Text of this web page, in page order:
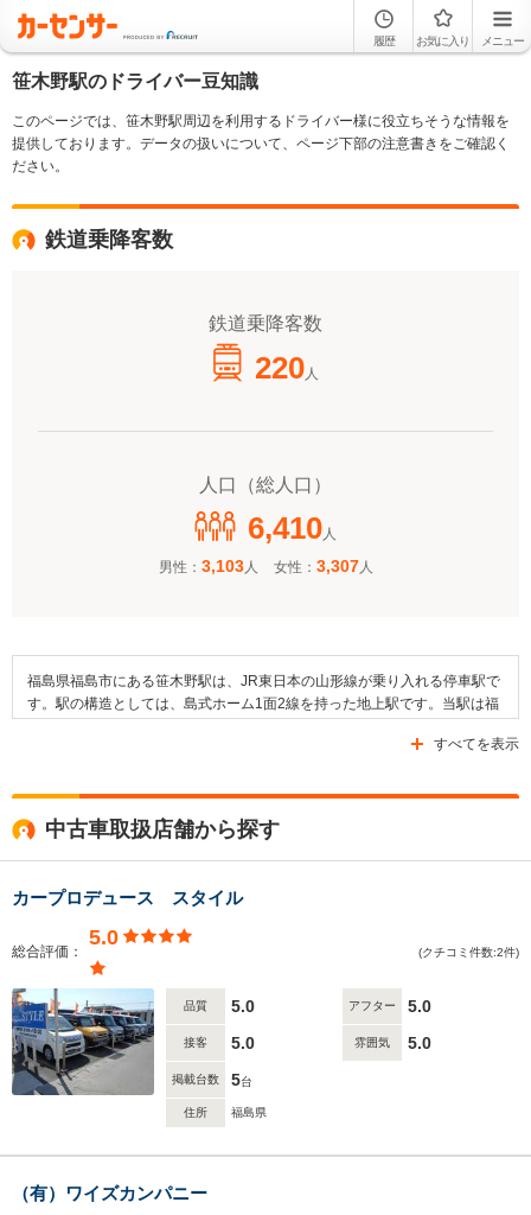
履歴 お気に入り メニュー
笹木野駅のドライバー豆知識
このページでは、笹木野駅周辺を利用するドライバー様に役立ちそうな情報を
提供しております。データの扱いについて、ページ下部の注意書きをご確認く
ださい。
鉄道乗降客数
鉄道乗降客数
220 人
人口（総人口）
6,410 人
男性： 3,103人 女性： 3,307人
福島県福島市にある笹木野駅は、JR東日本の山形線が乗り入れる停車駅で
す。駅の構造としては、島式ホーム1面2線を持った地上駅です。当駅は福
号線などが近隣地域を通っており、駅近くの「笹木野駅入口」停留所では
住宅地となっており、近くには八島田郵便局や福島市立野田小学校、福島
わかば幼稚園などの施設が存在します。さらに、熊野神社や愛宕山神社、
大原神社などがこの駅の周辺にある神社として挙げられます。
すべてを表示
中古車取扱店舗から探す
カープロデュース スタイル
総合評価：
5.0
(クチコミ件数:2件)
品質 5.0 アフター 5.0
接客 5.0 雰囲気 5.0
掲載台数 5台
住所 福島県
（有）ワイズカンパニー